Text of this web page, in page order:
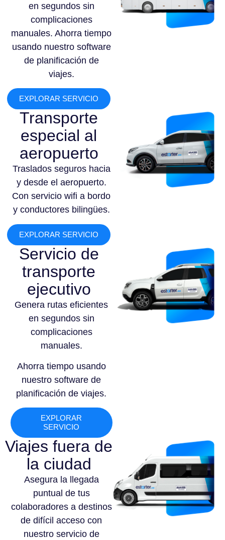
en segundos sin
complicaciones
manuales. Ahorra tiempo
usando nuestro software
de planificación de
viajes.
EXPLORAR SERVICIO
Transporte
especial al
aeropuerto
Traslados seguros hacia
y desde el aeropuerto.
Con servicio wifi a bordo
y conductores bilingües.
EXPLORAR SERVICIO
Servicio de
transporte
ejecutivo
Genera rutas eficientes
en segundos sin
complicaciones
manuales.
Ahorra tiempo usando
nuestro software de
planificación de viajes.
EXPLORAR
SERVICIO
Viajes fuera de
la ciudad
Asegura la llegada
puntual de tus
colaboradores a destinos
de difícil acceso con
nuestro servicio de